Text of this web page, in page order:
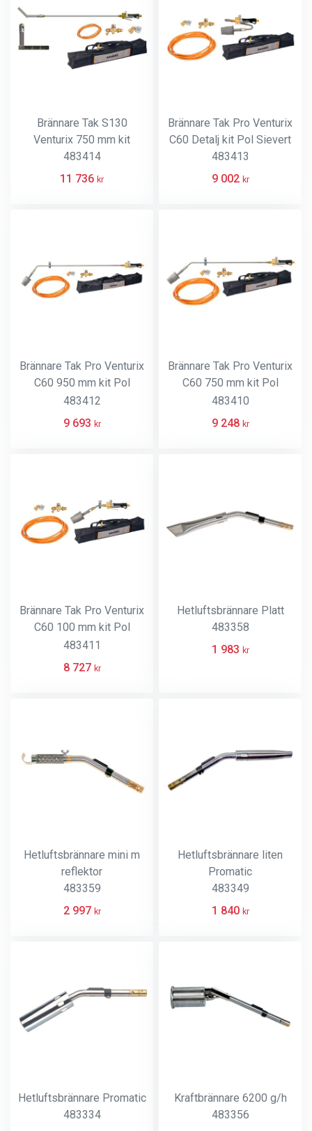
Brännare Tak S130
Venturix 750 mm kit
483414
11 736 kr
Brännare Tak Pro Venturix
C60 Detalj kit Pol Sievert
483413
9 002 kr
Brännare Tak Pro Venturix
C60 950 mm kit Pol
Sievert
483412
9 693 kr
Brännare Tak Pro Venturix
C60 750 mm kit Pol
Sievert
483410
9 248 kr
Brännare Tak Pro Venturix
C60 100 mm kit Pol
Sievert
483411
8 727 kr
Hetluftsbrännare Platt
483358
1 983 kr
Hetluftsbrännare mini m
reflektor
483359
2 997 kr
Hetluftsbrännare liten
Promatic
483349
1 840 kr
Hetluftsbrännare Promatic
483334
Kraftbrännare 6200 g/h
483356